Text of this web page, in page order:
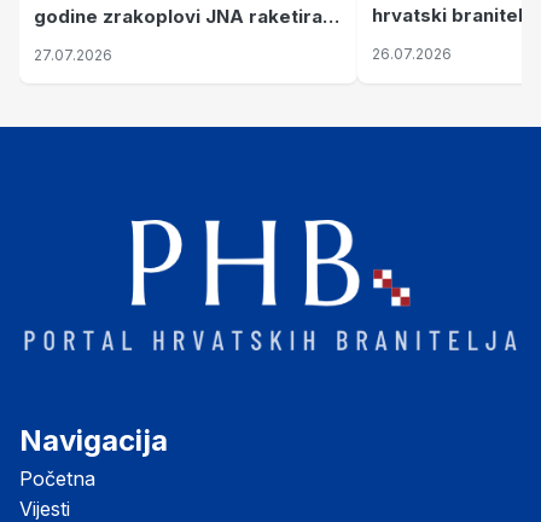
godine zrakoplovi JNA raketirali
su vojarnu i obučni centar "Nikola
27.07.2026
hrvatski branitelji
pronalaze mir
26.07.2026
Navigacija
Početna
Vijesti